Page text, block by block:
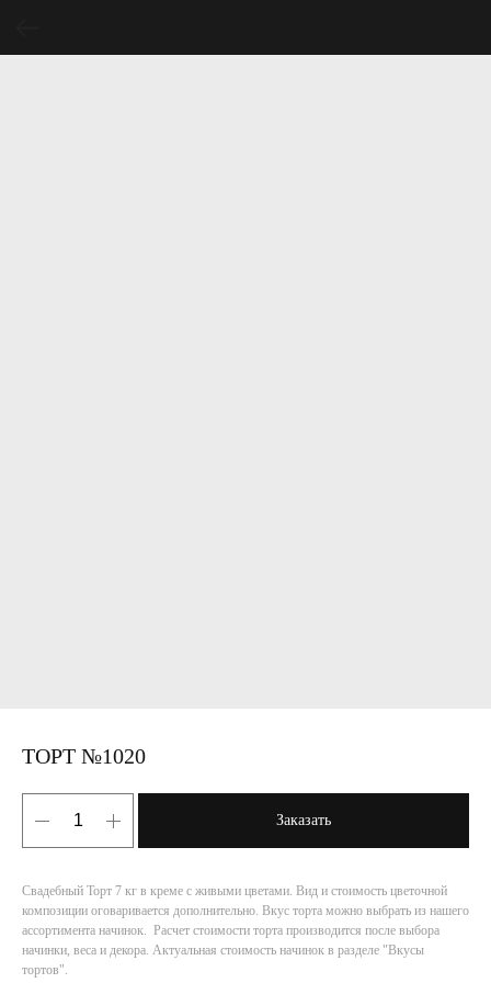
ТОРТ №1020
Заказать
Свадебный Торт 7 кг в креме с живыми цветами. Вид и стоимость цветочной
композиции оговаривается дополнительно. Вкус торта можно выбрать из нашего
ассортимента начинок. Расчет стоимости торта производится после выбора
начинки, веса и декора. Актуальная стоимость начинок в разделе "Вкусы
тортов".